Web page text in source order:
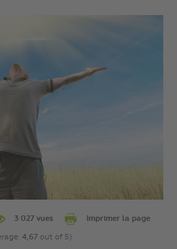
3 027 vues Imprimer la page
4,67 out of 5)